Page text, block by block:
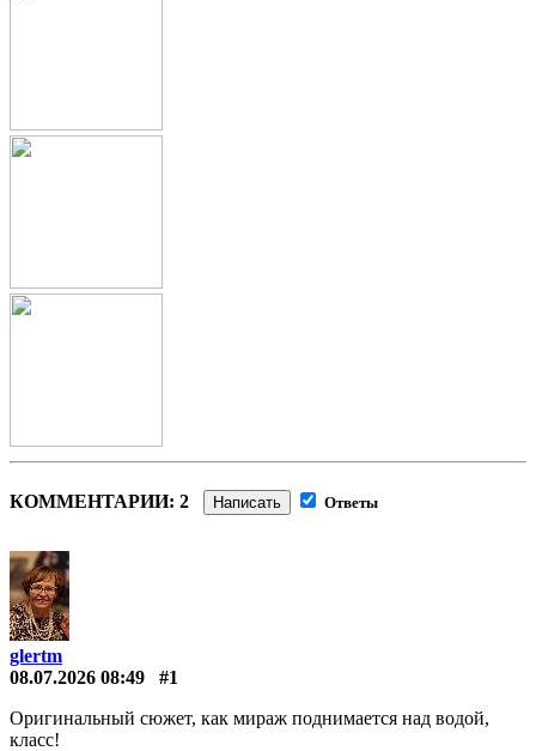
КОММЕНТАРИИ: 2 Написать Ответы
glertm
08.07.2026 08:49
#1
Оригинальный сюжет, как мираж поднимается над водой,
класс!